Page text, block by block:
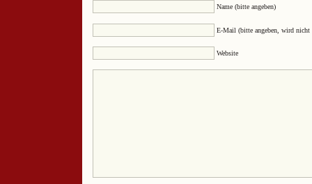
Name (bitte angeben)
E-Mail (bitte angeben, wird nicht
Website